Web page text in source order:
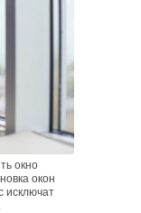
окно
окон
исключат